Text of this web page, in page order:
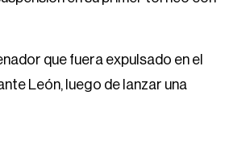
que fuera expulsado en el
León, luego de lanzar una